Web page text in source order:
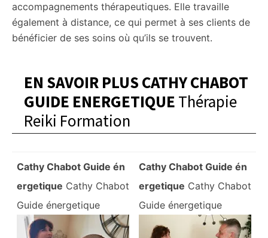
accompagnements thérapeutiques. Elle travaille
également à distance, ce qui permet à ses clients de
bénéficier de ses soins où qu’ils se trouvent.
EN SAVOIR PLUS CATHY CHABOT
GUIDE ENERGETIQUE Thérapie
Reiki Formation
Cathy Chabot Guide én
ergetique Cathy Chabot
Guide énergetique
Cathy Chabot Guide én
ergetique Cathy Chabot
Guide énergetique